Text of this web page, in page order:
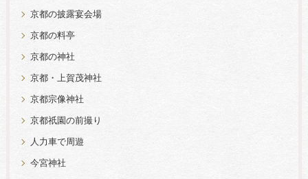
京都の披露宴会場
京都の料亭
京都の神社
京都・上賀茂神社
京都宗像神社
京都祇園の前撮り
人力車で周遊
今宮神社